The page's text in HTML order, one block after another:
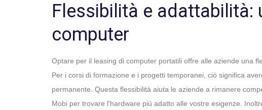
Flessibilità e adattabilità:
computer
Optare per il leasing di computer portatili offre alle aziende una
Per i corsi di formazione e i progetti temporanei, ciò significa
permanente. Questa flessibilità aiuta le aziende a rimanere
Mobi per trovare l'hardware più adatto alle vostre esigenze.